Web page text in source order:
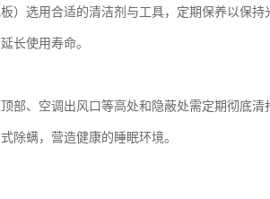
）选用合适的清洁剂与工具，定期保养以保持
长使用寿命。
部、空调出风口等高处和隐蔽处需定期彻底清
除螨，营造健康的睡眠环境。